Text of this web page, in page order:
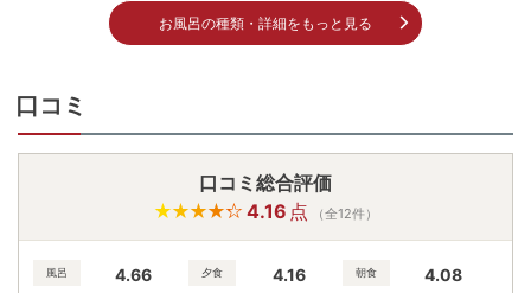
お風呂の種類・詳細をもっと見る
口コミ
口コミ総合評価
4.16 点 （全12件）
風呂 4.66 夕食 4.16 朝食 4.08